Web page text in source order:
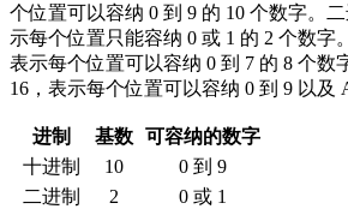
个位置可以容纳 0 到 9 的 10 个数字。
示每个位置只能容纳 0 或 1 的 2 个数字
表示每个位置可以容纳 0 到 7 的 8 个数
16，表示每个位置可以容纳 0 到 9 以及
进制 基数
可容纳的数字
十进制
10
0 到 9
二进制
2
0 或 1